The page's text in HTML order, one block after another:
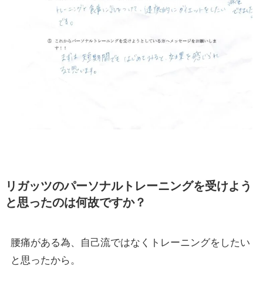
リガッツのパーソナルトレーニングを受けよう
と思ったのは何故ですか？
腰痛がある為、自己流ではなくトレーニングをしたい
と思ったから。